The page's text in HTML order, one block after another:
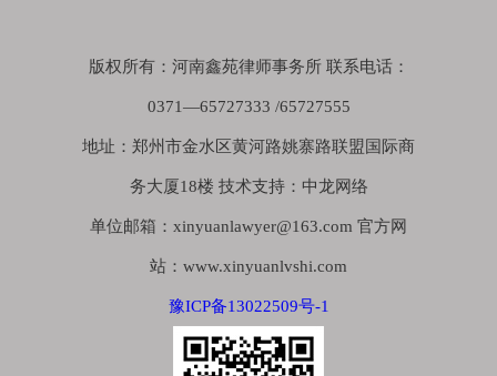
版权所有：河南鑫苑律师事务所 联系电话：
0371—65727333 /65727555
地址：郑州市金水区黄河路姚寨路联盟国际商
务大厦18楼 技术支持：中龙网络
单位邮箱：xinyuanlawyer@163.com 官方网
站：www.xinyuanlvshi.com
豫ICP备13022509号-1